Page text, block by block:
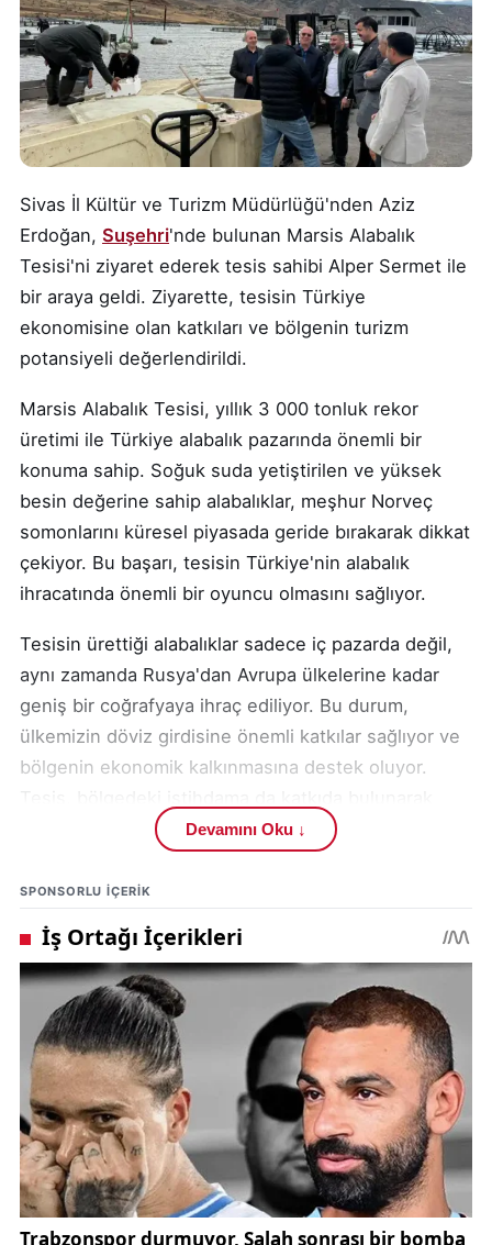
Sivas İl Kültür ve Turizm Müdürlüğü'nden Aziz
Erdoğan, Suşehri'nde bulunan Marsis Alabalık
Tesisi'ni ziyaret ederek tesis sahibi Alper Sermet ile
bir araya geldi. Ziyarette, tesisin Türkiye
ekonomisine olan katkıları ve bölgenin turizm
potansiyeli değerlendirildi.
Marsis Alabalık Tesisi, yıllık 3 000 tonluk rekor
üretimi ile Türkiye alabalık pazarında önemli bir
konuma sahip. Soğuk suda yetiştirilen ve yüksek
besin değerine sahip alabalıklar, meşhur Norveç
somonlarını küresel piyasada geride bırakarak dikkat
çekiyor. Bu başarı, tesisin Türkiye'nin alabalık
ihracatında önemli bir oyuncu olmasını sağlıyor.
Tesisin ürettiği alabalıklar sadece iç pazarda değil,
aynı zamanda Rusya'dan Avrupa ülkelerine kadar
geniş bir coğrafyaya ihraç ediliyor. Bu durum,
ülkemizin döviz girdisine önemli katkılar sağlıyor ve
bölgenin ekonomik kalkınmasına destek oluyor.
yerel ekonomiyi güçlendiriyor.
Erdoğan ve Sermet, tesisin kültürel ve turistik
olanaklarını detaylı bir şekilde değerlendirdi.
Bölgenin turizme kazandırılması için yapılabilecek
çalışmalar üzerine fikir alışverişinde bulunuldu.
Tesisin turizm potansiyelini artırmak için
yapılabilecek yatırımlar ve tanıtım faaliyetleri üzerine
görüşmeler yapıldı. Erdoğan, Alper Sermet'e değerli
ev sahipliği için teşekkür etti.
Devamını Oku ↓
SPONSORLU IÇERIK